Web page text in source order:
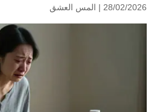
28/02/2026 |
المس العشق